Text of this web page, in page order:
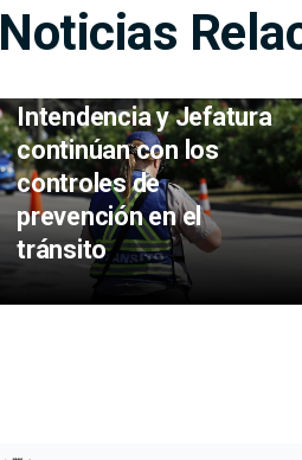
Noticias
Intendencia y Jefatura
continúan con los
controles de
prevención en el
tránsito